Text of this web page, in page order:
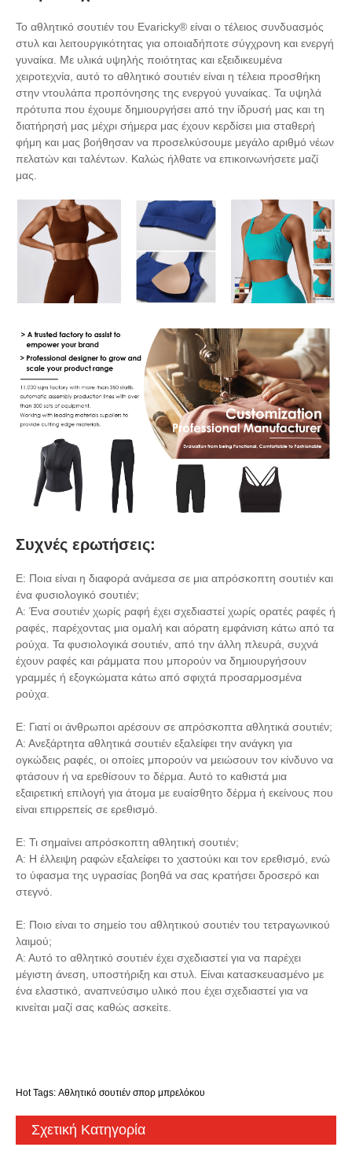
Το αθλητικό σουτιέν του Evaricky® είναι ο τέλειος συνδυασμός
στυλ και λειτουργικότητας για οποιαδήποτε σύγχρονη και ενεργή
γυναίκα. Με υλικά υψηλής ποιότητας και εξειδικευμένα
χειροτεχνία, αυτό το αθλητικό σουτιέν είναι η τέλεια προσθήκη
στην ντουλάπα προπόνησης της ενεργού γυναίκας. Τα υψηλά
πρότυπα που έχουμε δημιουργήσει από την ίδρυσή μας και τη
διατήρησή μας μέχρι σήμερα μας έχουν κερδίσει μια σταθερή
φήμη και μας βοήθησαν να προσελκύσουμε μεγάλο αριθμό νέων
πελατών και ταλέντων. Καλώς ήλθατε να επικοινωνήσετε μαζί
μας.
Συχνές ερωτήσεις:
Ε: Ποια είναι η διαφορά ανάμεσα σε μια απρόσκοπτη σουτιέν και
ένα φυσιολογικό σουτιέν;
Α: Ένα σουτιέν χωρίς ραφή έχει σχεδιαστεί χωρίς ορατές ραφές ή
ραφές, παρέχοντας μια ομαλή και αόρατη εμφάνιση κάτω από τα
ρούχα. Τα φυσιολογικά σουτιέν, από την άλλη πλευρά, συχνά
έχουν ραφές και ράμματα που μπορούν να δημιουργήσουν
γραμμές ή εξογκώματα κάτω από σφιχτά προσαρμοσμένα
ρούχα.
Ε: Γιατί οι άνθρωποι αρέσουν σε απρόσκοπτα αθλητικά σουτιέν;
Α: Ανεξάρτητα αθλητικά σουτιέν εξαλείφει την ανάγκη για
ογκώδεις ραφές, οι οποίες μπορούν να μειώσουν τον κίνδυνο να
φτάσουν ή να ερεθίσουν το δέρμα. Αυτό το καθιστά μια
εξαιρετική επιλογή για άτομα με ευαίσθητο δέρμα ή εκείνους που
είναι επιρρεπείς σε ερεθισμό.
Ε: Τι σημαίνει απρόσκοπτη αθλητική σουτιέν;
Α: Η έλλειψη ραφών εξαλείφει το χαστούκι και τον ερεθισμό, ενώ
το ύφασμα της υγρασίας βοηθά να σας κρατήσει δροσερό και
στεγνό.
Ε: Ποιο είναι το σημείο του αθλητικού σουτιέν του τετραγωνικού
λαιμού;
Α: Αυτό το αθλητικό σουτιέν έχει σχεδιαστεί για να παρέχει
μέγιστη άνεση, υποστήριξη και στυλ. Είναι κατασκευασμένο με
ένα ελαστικό, αναπνεύσιμο υλικό που έχει σχεδιαστεί για να
κινείται μαζί σας καθώς ασκείτε.
Hot Tags: Αθλητικό σουτιέν σπορ μπρελόκου
Σχετική Κατηγορία